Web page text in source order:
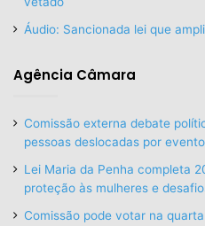
Áudio: Sancionada lei que
Agência Câmara
Comissão externa debate
pessoas deslocadas por
Lei Maria da Penha completa
proteção às mulheres e
Comissão pode votar na